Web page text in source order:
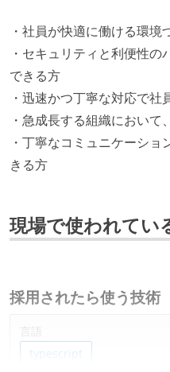
・社員が快適に働ける環
・セキュリティと利便性
できる方
・迅速かつ丁寧な対応で
・急成長する組織におい
・丁寧なコミュニケーシ
きる方
現場で使われてい
採用されたら使う技術
言語
typescript